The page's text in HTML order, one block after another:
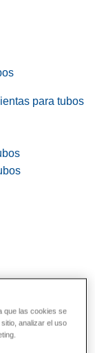
para tubos
y de
que las cookies se
analizar el uso